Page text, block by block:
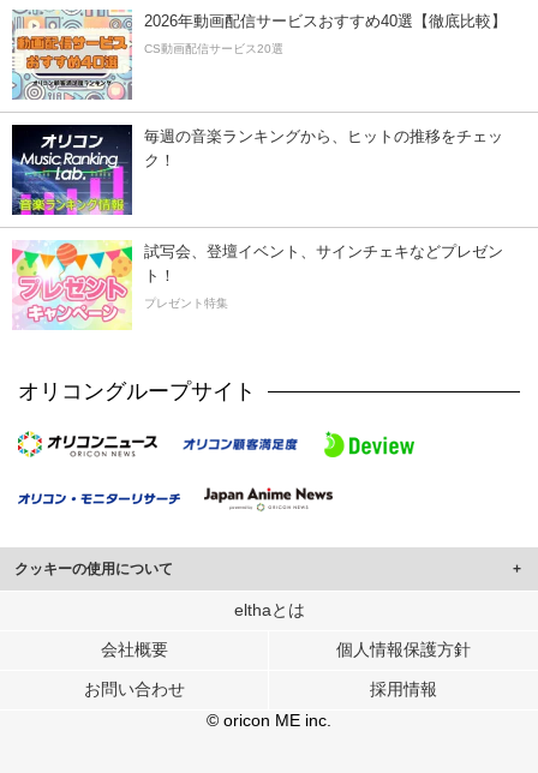
2026年動画配信サービスおすすめ40選【徹底比較】
CS動画配信サービス20選
毎週の音楽ランキングから、ヒットの推移をチェッ
ク！
試写会、登壇イベント、サインチェキなどプレゼン
ト！
プレゼント特集
オリコングループサイト
クッキーの使用について
このサイトでは Cookie を使用して、ユーザーに合わせたコンテンツや広告の
行っています。
メディアや広告配信、データ解析の各パートナーに提供しています。
各パートナーは、この情報とユーザーが各パートナーに提供した他の情報や、
ユーザーが各パートナーのサービスを使用したときに収集した他の情報を組み
elthaとは
会社概要 個人情報保護方針
お問い合わせ
採用情報
© oricon ME inc.